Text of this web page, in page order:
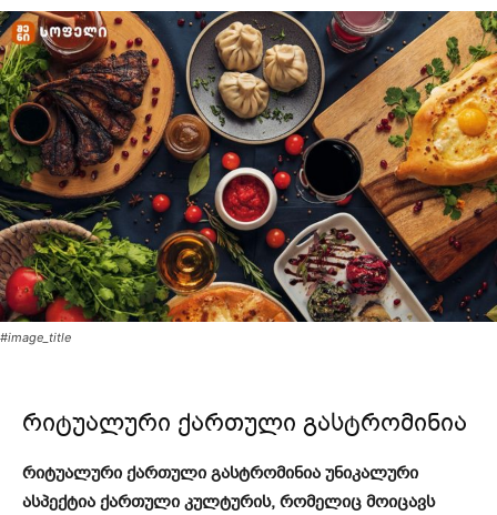
#image_title
რიტუალური ქართული გასტრომინია
რიტუალური ქართული გასტრომინია უნიკალური
ასპექტია ქართული კულტურის, რომელიც მოიცავს